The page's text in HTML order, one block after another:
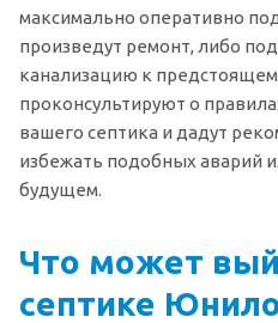
максимально оперативно
произведут ремонт, либо
канализацию к
проконсультируют о
вашего септика и дадут
избежать подобных аварий
будущем.
Что может
септике